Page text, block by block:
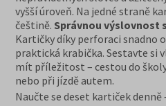
vyšší úroveň. Na jedné straně
češtině. Správnou výslovnost
Kartičky díky perforaci snadno
praktická krabička. Sestavte si
mít příležitost – cestou do
nebo při jízdě autem.
Naučte se deset kartiček